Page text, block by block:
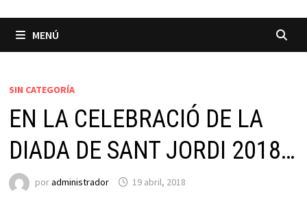
MENÚ
SIN CATEGORÍA
EN LA CELEBRACIÓ DE LA
DIADA DE SANT JORDI 2018…
poradministrador 19 abril, 2018